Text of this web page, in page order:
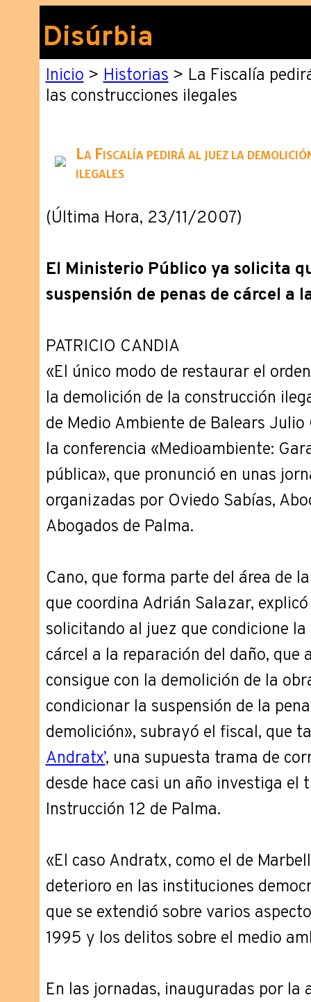
Disúrbia
Inicio>Historias> La Fiscalía
las construcciones ilegales
La Fiscalía pedirá al juez la
ilegales
(Última Hora, 23/11/2007)
El Ministerio Público ya solicita
suspensión de penas de cárcel a
PATRICIO CANDIA
«El único modo de restaurar el
la demolición de la construcción
de Medio Ambiente de Balears
la conferencia «Medioambiente:
pública», que pronunció en unas
organizadas por Oviedo Sabías,
Abogados de Palma.
Cano, que forma parte del área de
que coordina Adrián Salazar,
solicitando al juez que condicione la
cárcel a la reparación del daño, que
consigue con la demolición de la
condicionar la suspensión de la
demolición», subrayó el fiscal, que
Andratx’, una supuesta trama de
desde hace casi un año investiga el
Instrucción 12 de Palma.
«El caso Andratx, como el de
deterioro en las instituciones
que se extendió sobre varios
1995 y los delitos sobre el medio
En las jornadas, inauguradas por la